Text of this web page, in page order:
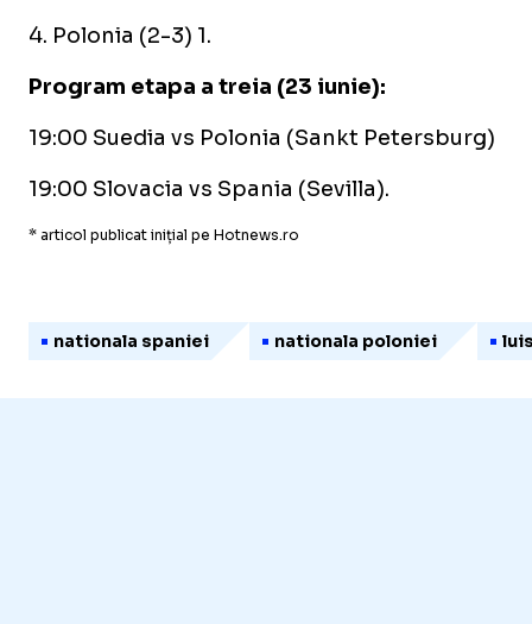
4. Polonia (2-3) 1.
Program etapa a treia (23 iunie):
19:00 Suedia vs Polonia (Sankt Petersburg)
19:00 Slovacia vs Spania (Sevilla).
* articol publicat inițial pe Hotnews.ro
nationala spaniei nationala poloniei